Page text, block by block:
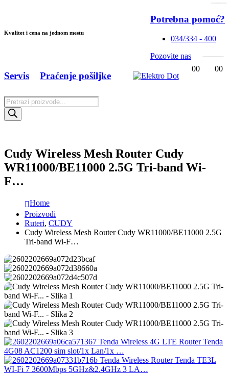
Kvalitet i cena na jednom mestu
Potrebna pomoć?
034/334 - 400
Pozovite nas
Products
search
Servis Praćenje pošiljke
00 00
Cudy Wireless Mesh Router Cudy
WR11000/BE11000 2.5G Tri-band Wi-
F…
Home
Proizvodi
Ruteri, CUDY
Cudy Wireless Mesh Router Cudy WR11000/BE11000 2.5G
Tri-band Wi-F…
Tenda Wireless 4G LTE Router Tenda
4G08 AC1200 sim slot/1x Lan/1x …
Tenda Wireless Router Tenda TE3L
WI-Fi 7 3600Mbps 5GHz&2.4GHz 3 LA…